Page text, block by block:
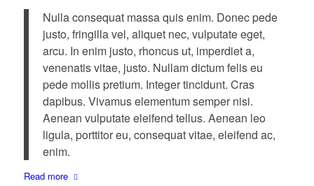
Nulla consequat massa quis enim. Donec pede
justo, fringilla vel, aliquet nec, vulputate eget,
arcu. In enim justo, rhoncus ut, imperdiet a,
venenatis vitae, justo. Nullam dictum felis eu
pede mollis pretium. Integer tincidunt. Cras
dapibus. Vivamus elementum semper nisi.
Aenean vulputate eleifend tellus. Aenean leo
ligula, porttitor eu, consequat vitae, eleifend ac,
enim.
Read more